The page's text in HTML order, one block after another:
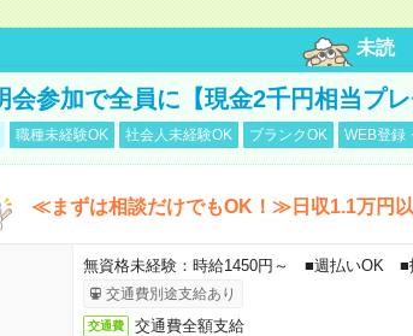
未読
会参加で全員に【現金2千円相当プ
職種未経験OK 社会人未経験OK ブランクOK WEB登録
≪まずは相談だけでもOK！≫日収1.1万円以
無資格未経験：時給1450円～ ■週払いOK
交通費別途支給あり
交通費 交通費全額支給